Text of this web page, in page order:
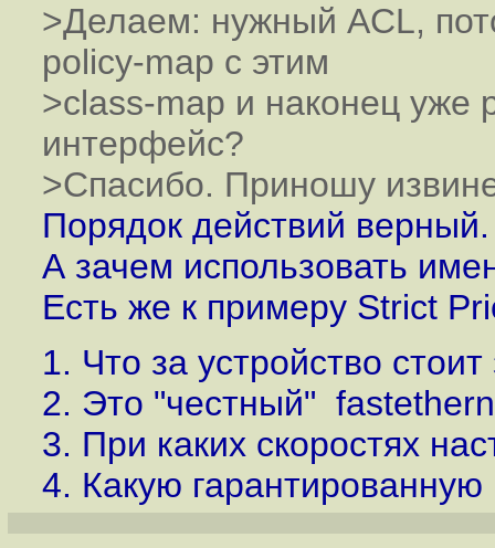
>Делаем: нужный ACL,
policy-map с этим
>class-map и наконец
интерфейс?
>Спасибо. Приношу
Порядок действий верный.
А зачем использовать
Есть же к примеру Strict
1. Что за устройство
2. Это "честный"
3. При каких скоростях
4. Какую